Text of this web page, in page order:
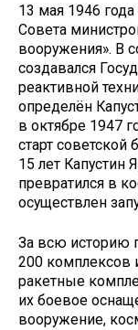
13 мая 1946
Совета
вооружения». В
создавался
реактивной
определён
в октябре 1947
старт советской
15 лет Капустин
превратился в
осуществлен
За всю историю
200 комплексов
ракетные
их боевое
вооружение,